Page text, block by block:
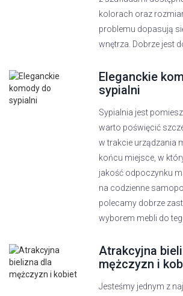
kolorach oraz
problemu dopasują
wnętrza. Dobrze jest
Eleganckie
sypialni
Sypialnia jest
warto poświęcić
w trakcie urządzania
końcu miejsce, w
jakość odpoczynku
na codzienne
polecamy dobrze
wyborem mebli do
Atrakcyjna
mężczyzn i
Jesteśmy jednym z